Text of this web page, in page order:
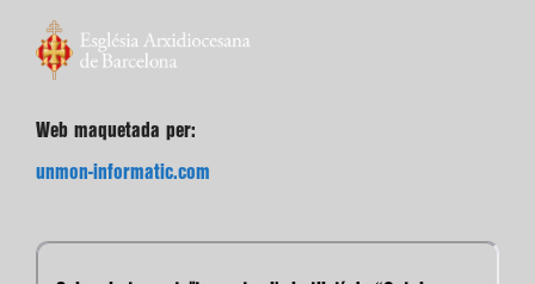
Web maquetada per:
unmon-informatic.com